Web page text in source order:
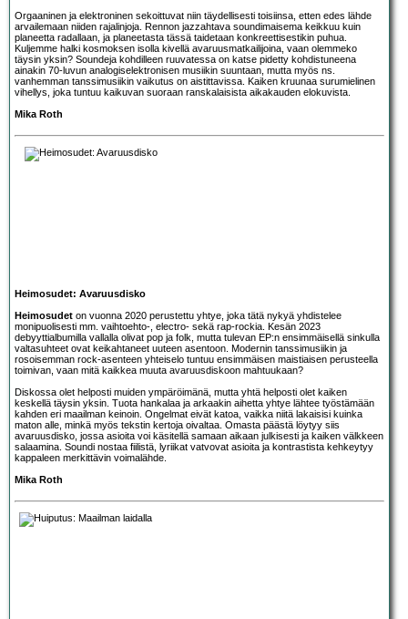
Orgaaninen ja elektroninen sekoittuvat niin täydellisesti toisiinsa, etten edes lähde
arvailemaan niiden rajalinjoja. Rennon jazzahtava soundimaisema keikkuu kuin
planeetta radallaan, ja planeetasta tässä taidetaan konkreettisestikin puhua.
Kuljemme halki kosmoksen isolla kivellä avaruusmatkailijoina, vaan olemmeko
täysin yksin? Soundeja kohdilleen ruuvatessa on katse pidetty kohdistuneena
ainakin 70-luvun analogiselektronisen musiikin suuntaan, mutta myös ns.
vanhemman tanssimusiikin vaikutus on aistittavissa. Kaiken kruunaa surumielinen
vihellys, joka tuntuu kaikuvan suoraan ranskalaisista aikakauden elokuvista.
Mika Roth
Heimosudet: Avaruusdisko
Heimosudet on vuonna 2020 perustettu yhtye, joka tätä nykyä yhdistelee
monipuolisesti mm. vaihtoehto-, electro- sekä rap-rockia. Kesän 2023
debyyttialbumilla vallalla olivat pop ja folk, mutta tulevan EP:n ensimmäisellä sinkulla
valtasuhteet ovat keikahtaneet uuteen asentoon. Modernin tanssimusiikin ja
rosoisemman rock-asenteen yhteiselo tuntuu ensimmäisen maistiaisen perusteella
toimivan, vaan mitä kaikkea muuta avaruusdiskoon mahtuukaan?
Diskossa olet helposti muiden ympäröimänä, mutta yhtä helposti olet kaiken
keskellä täysin yksin. Tuota hankalaa ja arkaakin aihetta yhtye lähtee työstämään
kahden eri maailman keinoin. Ongelmat eivät katoa, vaikka niitä lakaisisi kuinka
maton alle, minkä myös tekstin kertoja oivaltaa. Omasta päästä löytyy siis
avaruusdisko, jossa asioita voi käsitellä samaan aikaan julkisesti ja kaiken välkkeen
salaamina. Soundi nostaa fiilistä, lyriikat vatvovat asioita ja kontrastista kehkeytyy
kappaleen merkittävin voimalähde.
Mika Roth